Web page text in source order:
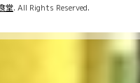
堂. All Rights Reserved.